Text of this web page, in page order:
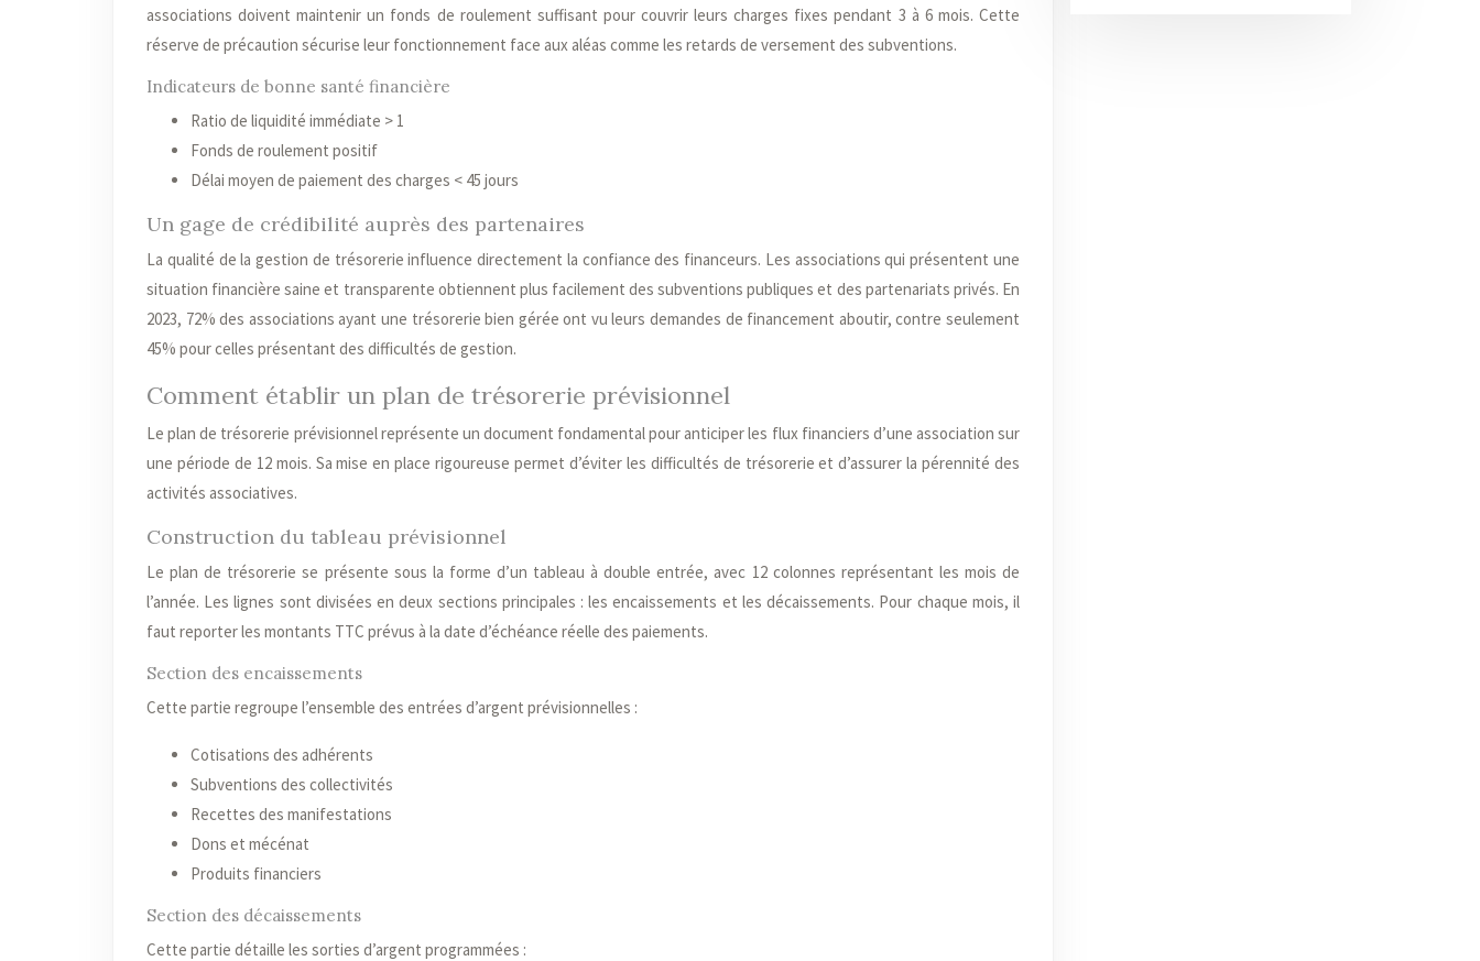
associations doivent maintenir un fonds de roulement suffisant pour couvrir leurs charges fixes pendant 3 à 6 mois. Cette
réserve de précaution sécurise leur fonctionnement face aux aléas comme les retards de versement des subventions.
Indicateurs de bonne santé financière
Ratio de liquidité immédiate > 1
Fonds de roulement positif
Délai moyen de paiement des charges < 45 jours
Un gage de crédibilité auprès des partenaires
La qualité de la gestion de trésorerie influence directement la confiance des financeurs. Les associations qui présentent une
situation financière saine et transparente obtiennent plus facilement des subventions publiques et des partenariats privés. En
2023, 72% des associations ayant une trésorerie bien gérée ont vu leurs demandes de financement aboutir, contre seulement
45% pour celles présentant des difficultés de gestion.
Comment établir un plan de trésorerie prévisionnel
Le plan de trésorerie prévisionnel représente un document fondamental pour anticiper les flux financiers d’une association sur
une période de 12 mois. Sa mise en place rigoureuse permet d’éviter les difficultés de trésorerie et d’assurer la pérennité des
activités associatives.
Construction du tableau prévisionnel
Le plan de trésorerie se présente sous la forme d’un tableau à double entrée, avec 12 colonnes représentant les mois de
l’année. Les lignes sont divisées en deux sections principales : les encaissements et les décaissements. Pour chaque mois, il
faut reporter les montants TTC prévus à la date d’échéance réelle des paiements.
Section des encaissements
Cette partie regroupe l’ensemble des entrées d’argent prévisionnelles :
Cotisations des adhérents
Subventions des collectivités
Recettes des manifestations
Dons et mécénat
Produits financiers
Section des décaissements
Cette partie détaille les sorties d’argent programmées :